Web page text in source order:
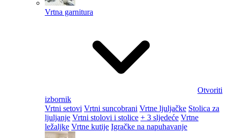
Vrtna garnitura
Otvoriti
izbornik
Vrtni setovi Vrtni suncobrani Vrtne ljuljačke Stolica za
ljuljanje Vrtni stolovi i stolice + 3 sljedeće Vrtne
ležaljke Vrtne kutije Igračke na napuhavanje